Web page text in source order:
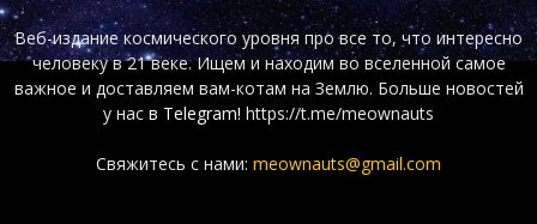
Веб-издание космического уровня про все то, что интересно
человеку в 21 веке. Ищем и находим во вселенной самое
важное и доставляем вам-котам на Землю. Больше новостей
у нас в Telegram! https://t.me/meownauts
Свяжитесь с нами: meownauts@gmail.com